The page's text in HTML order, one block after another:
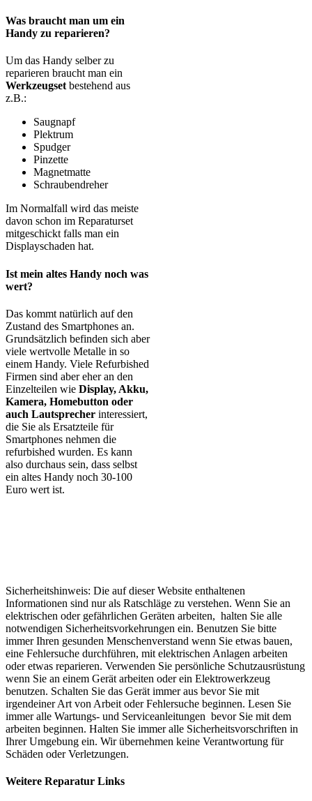
Was braucht man um ein
Handy zu reparieren?
Um das Handy selber zu
reparieren braucht man ein
Werkzeugset bestehend aus
z.B.:
Saugnapf
Plektrum
Spudger
Pinzette
Magnetmatte
Schraubendreher
Im Normalfall wird das meiste
davon schon im Reparaturset
mitgeschickt falls man ein
Displayschaden hat.
Ist mein altes Handy noch was
wert?
Das kommt natürlich auf den
Zustand des Smartphones an.
Grundsätzlich befinden sich aber
viele wertvolle Metalle in so
einem Handy. Viele Refurbished
Firmen sind aber eher an den
Einzelteilen wie Display, Akku,
Kamera, Homebutton oder
auch Lautsprecher interessiert,
die Sie als Ersatzteile für
Smartphones nehmen die
refurbished wurden. Es kann
also durchaus sein, dass selbst
ein altes Handy noch 30-100
Euro wert ist.
Sicherheitshinweis: Die auf dieser Website enthaltenen
Informationen sind nur als Ratschläge zu verstehen. Wenn Sie an
elektrischen oder gefährlichen Geräten arbeiten, halten Sie alle
notwendigen Sicherheitsvorkehrungen ein. Benutzen Sie bitte
immer Ihren gesunden Menschenverstand wenn Sie etwas bauen,
eine Fehlersuche durchführen, mit elektrischen Anlagen arbeiten
oder etwas reparieren. Verwenden Sie persönliche Schutzausrüstung
wenn Sie an einem Gerät arbeiten oder ein Elektrowerkzeug
benutzen. Schalten Sie das Gerät immer aus bevor Sie mit
irgendeiner Art von Arbeit oder Fehlersuche beginnen. Lesen Sie
immer alle Wartungs- und Serviceanleitungen bevor Sie mit dem
arbeiten beginnen. Halten Sie immer alle Sicherheitsvorschriften in
Ihrer Umgebung ein. Wir übernehmen keine Verantwortung für
Schäden oder Verletzungen.
Weitere Reparatur Links